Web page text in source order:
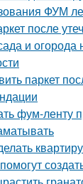
ФУМ
после
и огорода
паркет
фум-ленту